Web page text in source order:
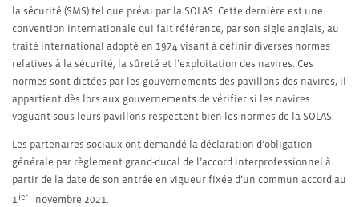
la sécurité (SMS) tel que prévu par la SOLAS. Cette dernière est une
convention internationale qui fait référence, par son sigle anglais, au
traité international adopté en 1974 visant à définir diverses normes
relatives à la sécurité, la sûreté et l’exploitation des navires. Ces
normes sont dictées par les gouvernements des pavillons des navires, il
appartient dès lors aux gouvernements de vérifier si les navires
voguant sous leurs pavillons respectent bien les normes de la SOLAS.
Les partenaires sociaux ont demandé la déclaration d’obligation
générale par règlement grand-ducal de l’accord interprofessionnel à
partir de la date de son entrée en vigueur fixée d’un commun accord au
1 ier novembre 2021.